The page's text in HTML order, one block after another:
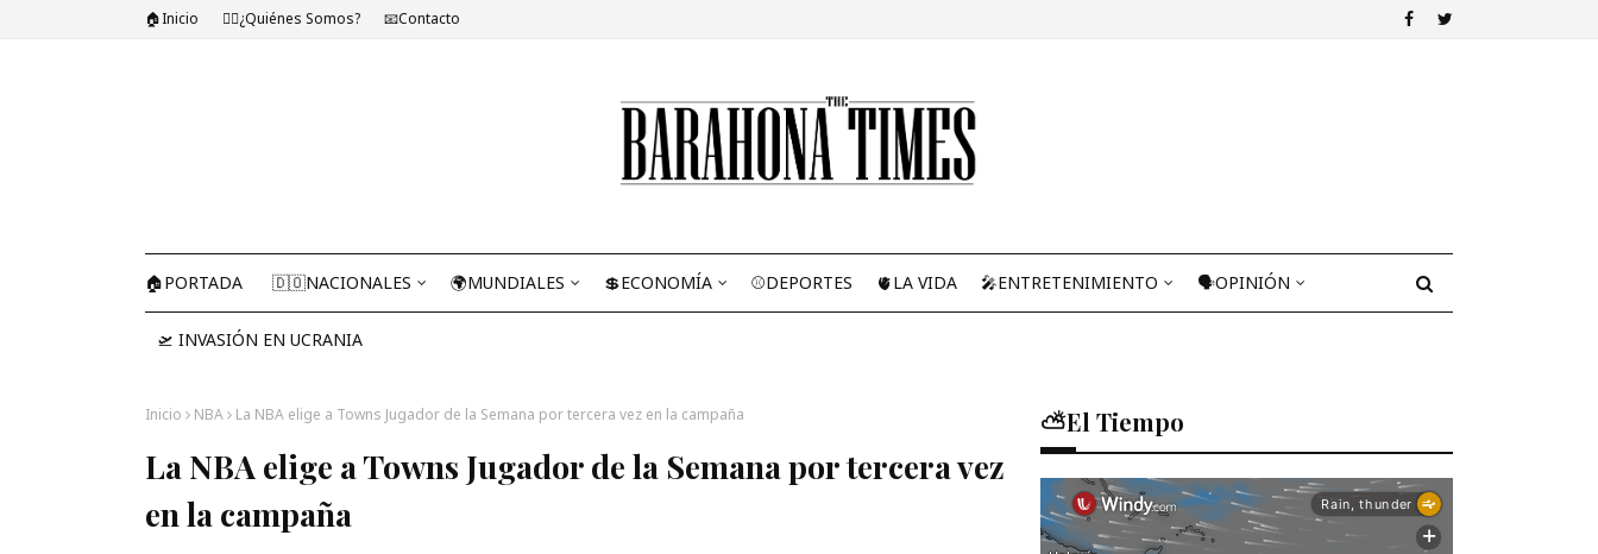
🏠Inicio 🤷‍♂️¿Quiénes Somos? 📧Contacto
🏠PORTADA 🇩🇴NACIONALES 🌍MUNDIALES 💲ECONOMÍA ⚾DEPORTES 🫀LA VIDA 🎤ENTRETENIMIENTO 🗣OPINIÓN
🛫 INVASIÓN EN UCRANIA
Inicio NBA La NBA elige a Towns Jugador de la Semana por tercera vez en la campaña
La NBA elige a Towns Jugador de la Semana por tercera vez
en la campaña
⛅El Tiempo